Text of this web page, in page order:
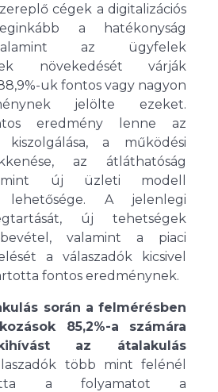
cégek a digitalizációs
a hatékonyság
az ügyfelek
növekedését várják
uk fontos vagy nagyon
jelölte ezeket.
eredmény lenne az
a működési
az átláthatóság
új üzleti modell
lehetősége. A jelenlegi
új tehetségek
valamint a piaci
a válaszadók kicsivel
fontos eredménynek.
során a felmérésben
85,2%-a számára
az átalakulás
több mint felénél
a folyamatot a